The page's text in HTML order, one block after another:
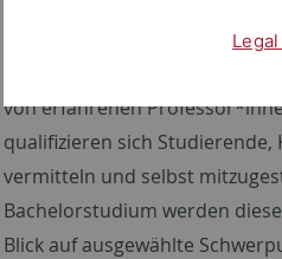
also Forschung und
von erfahrenen
qualifizieren sich Studierende,
vermitteln und selbst
Bachelorstudium werden
Blick auf ausgewählte